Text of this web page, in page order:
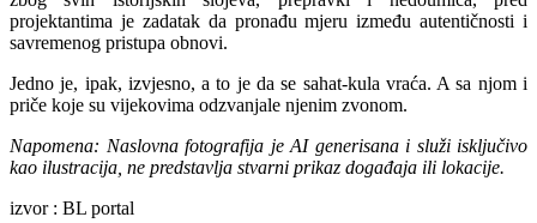
projektantima je zadatak da pronađu mjeru između autentičnosti i
savremenog pristupa obnovi.
Jedno je, ipak, izvjesno, a to je da se sahat-kula vraća. A sa njom i
priče koje su vijekovima odzvanjale njenim zvonom.
Napomena: Naslovna fotografija je AI generisana i služi isključivo
kao ilustracija, ne predstavlja stvarni prikaz događaja ili lokacije.
izvor : BL portal